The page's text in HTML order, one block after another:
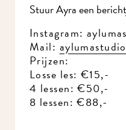
Stuur Ayra een
Instagram:
Mail:
Prijzen:
Losse les: €15,-
4 lessen: €50,-
8 lessen: €88,-